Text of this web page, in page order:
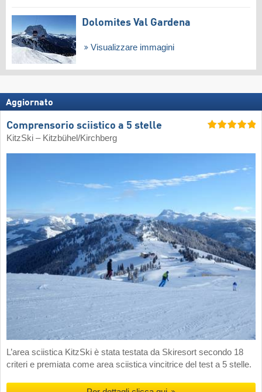
Dolomites Val Gardena
Visualizzare immagini
Aggiornato
Comprensorio sciistico a 5 stelle
KitzSki – Kitzbühel/​Kirchberg
L’area sciistica KitzSki è stata testata da Skiresort secondo 18
criteri e premiata come area sciistica vincitrice del test a 5 stelle.